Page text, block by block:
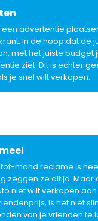
een advertentie
In de hoop dat de
met het juiste budget
ziet. Dit is echter
je snel wilt verkopen.
mond reclame is
zeggen ze altijd. Maar
niet wilt verkopen
is het niet
van je vrienden te